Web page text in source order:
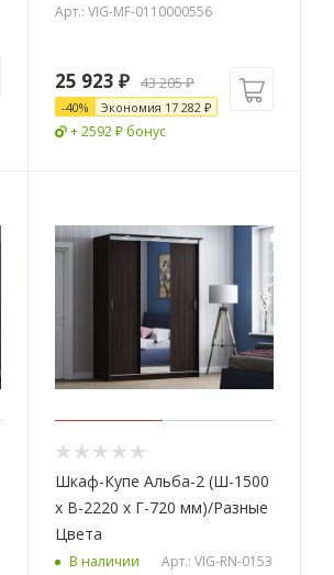
Арт.: VIG-MF-0110000556
25 923 ₽ 43 205₽
-40% Экономия 17 282 ₽
+ 2592 ₽ бонус
Шкаф-Купе Альба-2 (Ш-1500
х В-2220 х Г-720 мм)/Разные
Цвета
В наличии Арт.: VIG-RN-0153